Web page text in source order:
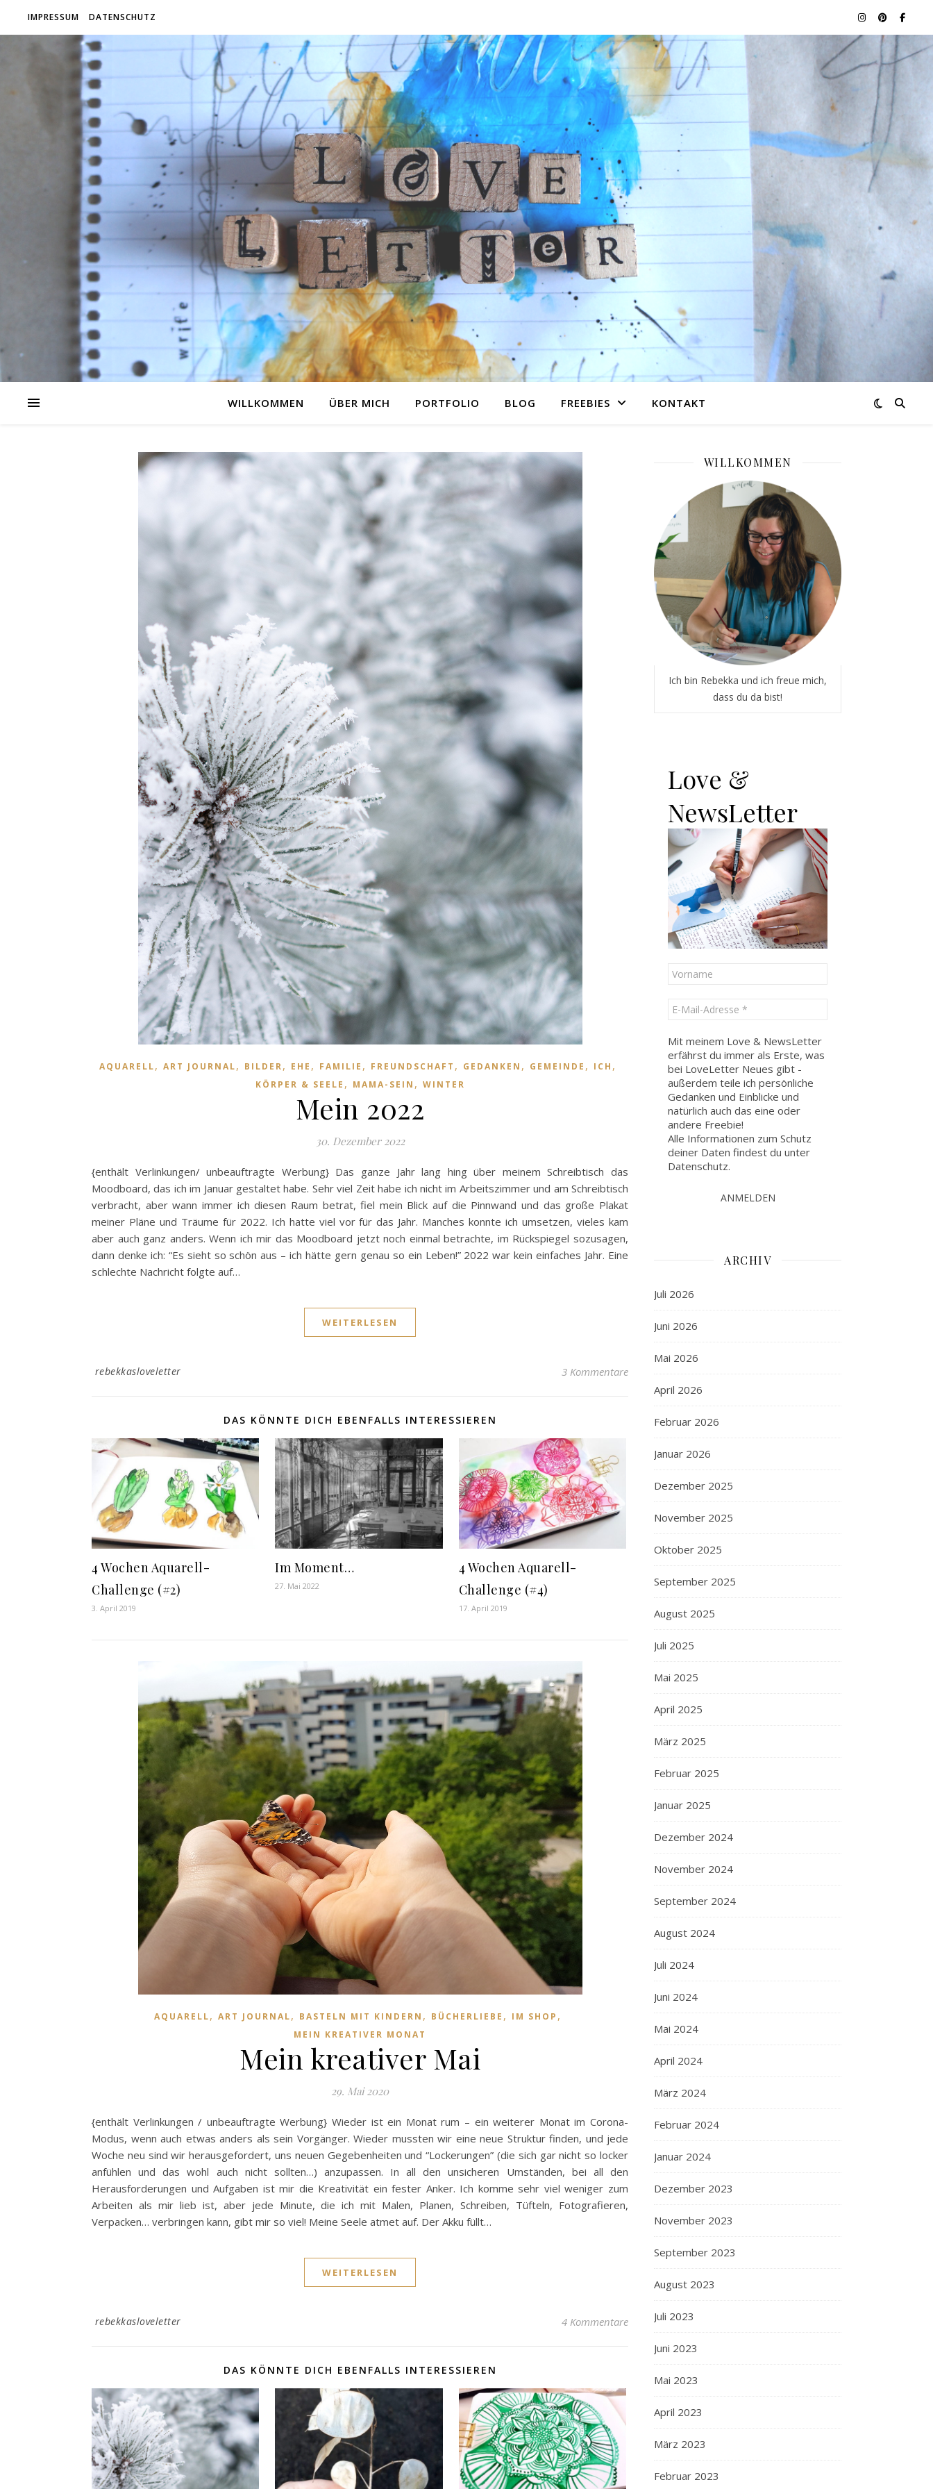
IMPRESSUM DATENSCHUTZ
WILLKOMMEN ÜBER MICH PORTFOLIO BLOG FREEBIES KONTAKT
AQUARELL, ART JOURNAL, BILDER, EHE , FAMILIE , FREUNDSCHAFT , GEDANKEN , GEMEINDE , ICH ,
KÖRPER & SEELE , MAMA-SEIN , WINTER
Mein 2022
30. Dezember 2022
{enthält Verlinkungen/ unbeauftragte Werbung} Das ganze Jahr lang hing über meinem Schreibtisch das
Moodboard, das ich im Januar gestaltet habe. Sehr viel Zeit habe ich nicht im Arbeitszimmer und am Schreibtisch
verbracht, aber wann immer ich diesen Raum betrat, fiel mein Blick auf die Pinnwand und das große Plakat
meiner Pläne und Träume für 2022. Ich hatte viel vor für das Jahr. Manches konnte ich umsetzen, vieles kam
aber auch ganz anders. Wenn ich mir das Moodboard jetzt noch einmal betrachte, im Rückspiegel sozusagen,
dann denke ich: “Es sieht so schön aus – ich hätte gern genau so ein Leben!” 2022 war kein einfaches Jahr. Eine
schlechte Nachricht folgte auf…
WEITERLESEN
rebekkasloveletter 3 Kommentare
DAS KÖNNTE DICH EBENFALLS INTERESSIEREN
4 Wochen Aquarell-
Challenge (#2)
3. April 2019
Im Moment…
27. Mai 2022
4 Wochen Aquarell-
Challenge (#4)
17. April 2019
AQUARELL, ART JOURNAL, BASTELN MIT KINDERN , BÜCHERLIEBE , IM SHOP ,
MEIN KREATIVER MONAT
Mein kreativer Mai
29. Mai 2020
{enthält Verlinkungen / unbeauftragte Werbung} Wieder ist ein Monat rum – ein weiterer Monat im Corona-
Modus, wenn auch etwas anders als sein Vorgänger. Wieder mussten wir eine neue Struktur finden, und jede
Woche neu sind wir herausgefordert, uns neuen Gegebenheiten und “Lockerungen” (die sich gar nicht so locker
anfühlen und das wohl auch nicht sollten…) anzupassen. In all den unsicheren Umständen, bei all den
Herausforderungen und Aufgaben ist mir die Kreativität ein fester Anker. Ich komme sehr viel weniger zum
Arbeiten als mir lieb ist, aber jede Minute, die ich mit Malen, Planen, Schreiben, Tüfteln, Fotografieren,
Verpacken… verbringen kann, gibt mir so viel! Meine Seele atmet auf. Der Akku füllt…
WEITERLESEN
rebekkasloveletter 4 Kommentare
DAS KÖNNTE DICH EBENFALLS INTERESSIEREN
WILLKOMMEN
Ich bin Rebekka und ich freue mich,
dass du da bist!
Love &
NewsLetter
Mit meinem Love & NewsLetter
erfährst du immer als Erste, was
bei LoveLetter Neues gibt -
außerdem teile ich persönliche
Gedanken und Einblicke und
natürlich auch das eine oder
andere Freebie!
Alle Informationen zum Schutz
deiner Daten findest du unter
Datenschutz.
ARCHIV
Juli 2026
Juni 2026
Mai 2026
April 2026
Februar 2026
Januar 2026
Dezember 2025
November 2025
Oktober 2025
September 2025
August 2025
Juli 2025
Mai 2025
April 2025
März 2025
Februar 2025
Januar 2025
Dezember 2024
November 2024
September 2024
August 2024
Juli 2024
Juni 2024
Mai 2024
April 2024
März 2024
Februar 2024
Januar 2024
Dezember 2023
November 2023
September 2023
August 2023
Juli 2023
Juni 2023
Mai 2023
April 2023
März 2023
Februar 2023